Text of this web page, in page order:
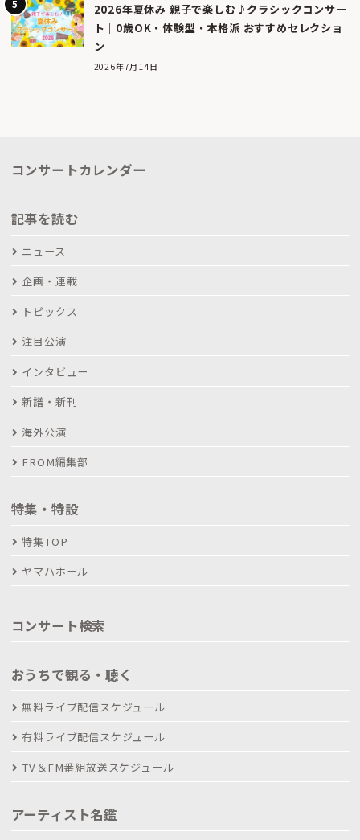
2026年夏休み 親子で楽しむ♪クラシックコンサー
ト｜0歳OK・体験型・本格派 おすすめセレクショ
ン
2026年7月14日
コンサートカレンダー
記事を読む
ニュース
企画・連載
トピックス
注目公演
インタビュー
新譜・新刊
海外公演
FROM編集部
特集・特設
特集TOP
ヤマハホール
コンサート検索
おうちで観る・聴く
無料ライブ配信スケジュール
有料ライブ配信スケジュール
TV＆FM番組放送スケジュール
アーティスト名鑑